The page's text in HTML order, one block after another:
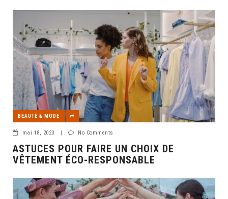
BEAUTÉ & MODE
mai 18, 2023 | No Comments
ASTUCES POUR FAIRE UN CHOIX DE
VÊTEMENT ÉCO-RESPONSABLE